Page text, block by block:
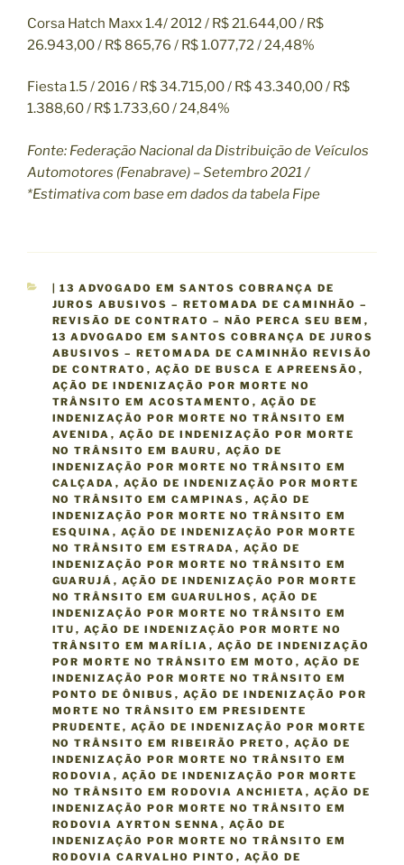
Corsa Hatch Maxx 1.4/ 2012 / R$ 21.644,00 / R$
26.943,00 / R$ 865,76 / R$ 1.077,72 / 24,48%
Fiesta 1.5 / 2016 / R$ 34.715,00 / R$ 43.340,00 / R$
1.388,60 / R$ 1.733,60 / 24,84%
Fonte: Federação Nacional da Distribuição de Veículos
Automotores (Fenabrave) – Setembro 2021 /
*Estimativa com base em dados da tabela Fipe
C
A
T
E
G
O
R
I
A
S
| 13 ADVOGADO EM SANTOS COBRANÇA DE
JUROS ABUSIVOS – RETOMADA DE CAMINHÃO –
REVISÃO DE CONTRATO – NÃO PERCA SEU BEM ,
13 ADVOGADO EM SANTOS COBRANÇA DE JUROS
ABUSIVOS – RETOMADA DE CAMINHÃO REVISÃO
DE CONTRATO , AÇÃO DE BUSCA E APREENSÃO ,
AÇÃO DE INDENIZAÇÃO POR MORTE NO
TRÂNSITO EM ACOSTAMENTO , AÇÃO DE
INDENIZAÇÃO POR MORTE NO TRÂNSITO EM
AVENIDA , AÇÃO DE INDENIZAÇÃO POR MORTE
NO TRÂNSITO EM BAURU , AÇÃO DE
INDENIZAÇÃO POR MORTE NO TRÂNSITO EM
CALÇADA , AÇÃO DE INDENIZAÇÃO POR MORTE
NO TRÂNSITO EM CAMPINAS , AÇÃO DE
INDENIZAÇÃO POR MORTE NO TRÂNSITO EM
ESQUINA , AÇÃO DE INDENIZAÇÃO POR MORTE
NO TRÂNSITO EM ESTRADA , AÇÃO DE
INDENIZAÇÃO POR MORTE NO TRÂNSITO EM
GUARUJÁ , AÇÃO DE INDENIZAÇÃO POR MORTE
NO TRÂNSITO EM GUARULHOS , AÇÃO DE
INDENIZAÇÃO POR MORTE NO TRÂNSITO EM
ITU , AÇÃO DE INDENIZAÇÃO POR MORTE NO
TRÂNSITO EM MARÍLIA , AÇÃO DE INDENIZAÇÃO
POR MORTE NO TRÂNSITO EM MOTO , AÇÃO DE
INDENIZAÇÃO POR MORTE NO TRÂNSITO EM
PONTO DE ÔNIBUS , AÇÃO DE INDENIZAÇÃO POR
MORTE NO TRÂNSITO EM PRESIDENTE
PRUDENTE , AÇÃO DE INDENIZAÇÃO POR MORTE
NO TRÂNSITO EM RIBEIRÃO PRETO , AÇÃO DE
INDENIZAÇÃO POR MORTE NO TRÂNSITO EM
RODOVIA , AÇÃO DE INDENIZAÇÃO POR MORTE
NO TRÂNSITO EM RODOVIA ANCHIETA , AÇÃO DE
INDENIZAÇÃO POR MORTE NO TRÂNSITO EM
RODOVIA AYRTON SENNA , AÇÃO DE
INDENIZAÇÃO POR MORTE NO TRÂNSITO EM
RODOVIA CARVALHO PINTO , AÇÃO DE